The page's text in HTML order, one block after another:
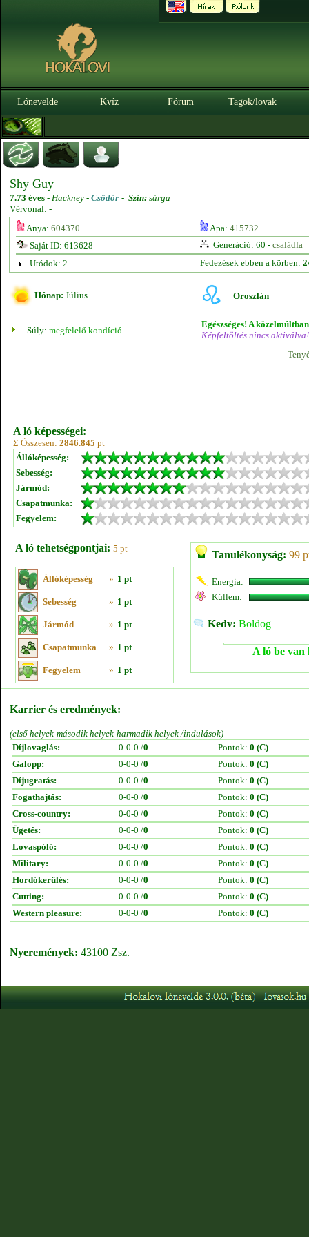
Lónevelde Kvíz Fórum Tagok/lovak
Shy Guy
7.73 éves - Hackney - Csődör - Szín: sárga
Vérvonal: -
Anya: 604370 Apa: 415732
Saját ID: 613628
Generáció: 60 - családfa
Utódok: 2
Fedezések ebben a körben:
Hónap: Július Oroszlán
Súly: megfelelő kondíció
Egészséges! A
Képfeltöltés nincs aktiválva!
A ló képességei:
Σ Összesen: 2846.845 pt
Állóképesség:
Sebesség:
Jármód:
Csapatmunka:
Fegyelem:
A ló tehetségpontjai: 5 pt
Állóképesség » 1 pt
Sebesség » 1 pt
Jármód » 1 pt
Csapatmunka » 1 pt
Fegyelem » 1 pt
Tanulékonyság: 99
Energia:
Küllem:
Kedv: Boldog
A ló be van
Karrier és eredmények:
(első helyek-második helyek-harmadik helyek /indulások)
Díjlovaglás:
0-0-0 /0 Pontok: 0 (C)
Galopp:
0-0-0 /0 Pontok: 0 (C)
Díjugratás:
0-0-0 /0 Pontok: 0 (C)
Fogathajtás:
0-0-0 /0 Pontok: 0 (C)
Cross-country:
0-0-0 /0 Pontok: 0 (C)
Ügetés:
0-0-0 /0 Pontok: 0 (C)
Lovaspóló:
0-0-0 /0 Pontok: 0 (C)
Military:
0-0-0 /0 Pontok: 0 (C)
Hordókerülés:
0-0-0 /0 Pontok: 0 (C)
Cutting:
0-0-0 /0 Pontok: 0 (C)
Western pleasure:
0-0-0 /0 Pontok: 0 (C)
Nyeremények: 43100 Zsz.